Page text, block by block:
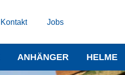
Kontakt Jobs
ANHÄNGER HELME